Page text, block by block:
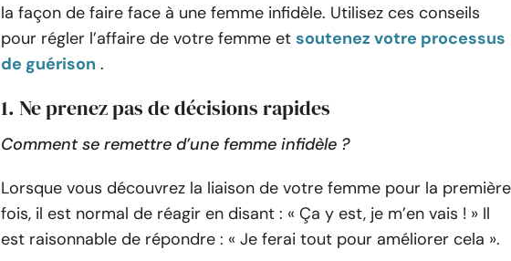
la façon de faire face à une femme infidèle. Utilisez ces conseils
pour régler l’affaire de votre femme et soutenez votre processus
de guérison .
1. Ne prenez pas de décisions rapides
Comment se remettre d’une femme infidèle ?
Lorsque vous découvrez la liaison de votre femme pour la première
fois, il est normal de réagir en disant : « Ça y est, je m’en vais ! » Il
est raisonnable de répondre : « Je ferai tout pour améliorer cela ».